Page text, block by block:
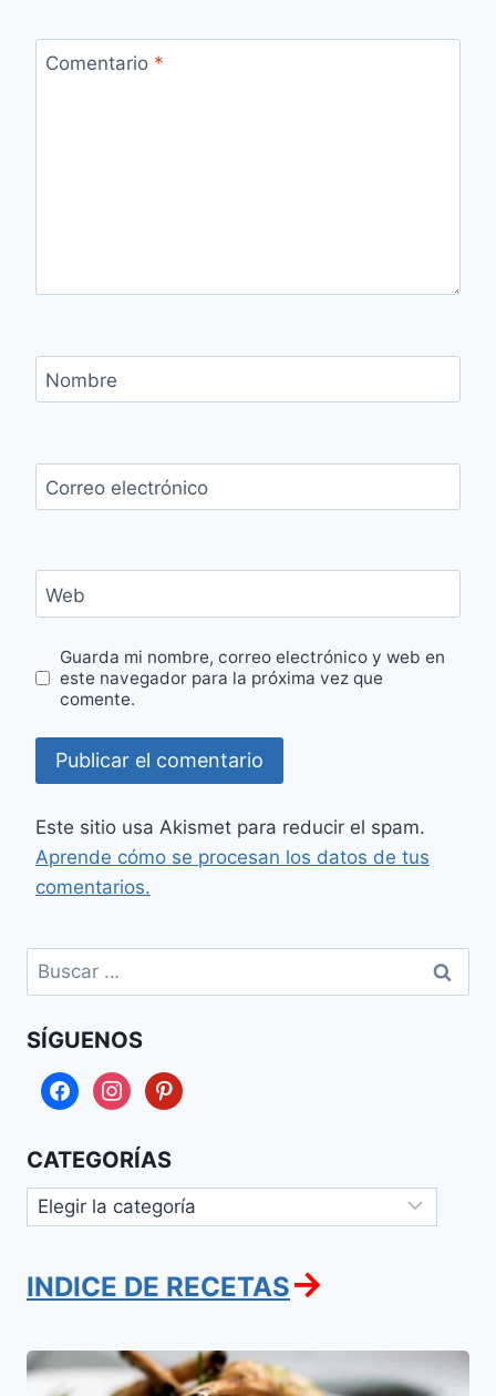
Comentario *
Nombre
Correo electrónico
Web
Guarda mi nombre, correo electrónico y web en
este navegador para la próxima vez que
comente.
Este sitio usa Akismet para reducir el spam.
Aprende cómo se procesan los datos de tus
comentarios.
Buscar:
SÍGUENOS
facebookinstagrampinterest
CATEGORÍAS
Categorías
INDICE DE RECETAS→
Chuletas